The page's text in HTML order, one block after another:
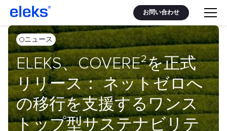
お問い合わせ
ニュース
ELEKS、COVERE²を正式
リリース： ネットゼロへ
の移行を支援するワンス
トップ型サステナビリテ